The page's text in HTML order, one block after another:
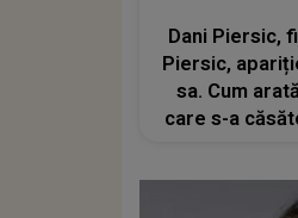
Dani Piersic,
Piersic,
sa. Cum
care s-a